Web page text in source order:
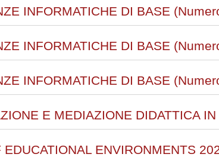
INFORMATICHE DI BASE
INFORMATICHE DI BASE
INFORMATICHE DI BASE
E MEDIAZIONE DIDATTICA
EDUCATIONAL ENVIRONMENTS